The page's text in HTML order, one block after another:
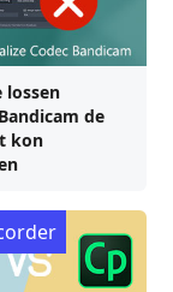
lossen
de
kon